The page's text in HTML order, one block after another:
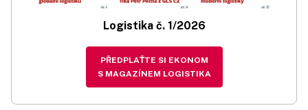
Logistika č. 1/2026
PŘEDPLAŤTE SI EKONOM
S MAGAZÍNEM LOGISTIKA